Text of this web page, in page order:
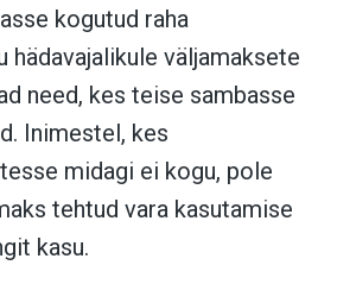
kogutud raha
hädavajalikule väljamaksete
need, kes teise sambasse
Inimestel, kes
midagi ei kogu, pole
tehtud vara kasutamise
kasu.